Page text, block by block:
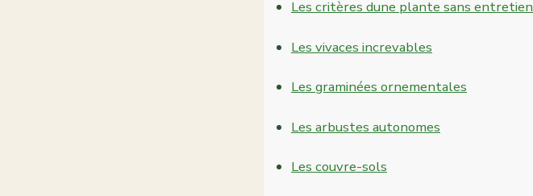
Les critères dune plante sans entretien
Les vivaces increvables
Les graminées ornementales
Les arbustes autonomes
Les couvre-sols